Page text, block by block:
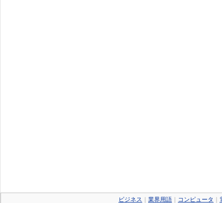
ビジネス 業界用語 コンピュータ